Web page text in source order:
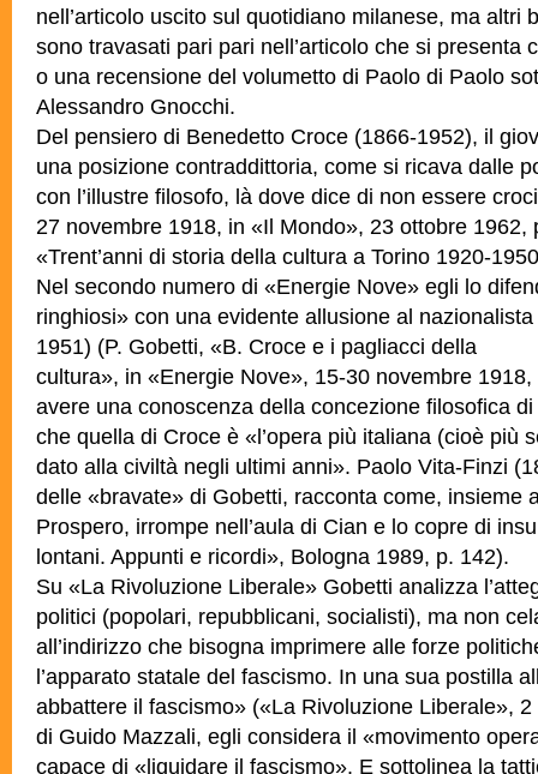
nell’articolo uscito sul quotidiano milanese, ma altri
sono travasati pari pari nell’articolo che si presenta
o una recensione del volumetto di Paolo di Paolo
Alessandro Gnocchi.
Del pensiero di Benedetto Croce (1866-1952), il
una posizione contraddittoria, come si ricava dalle
con l’illustre filosofo, là dove dice di non essere
27 novembre 1918, in «Il Mondo», 23 ottobre 1962,
«Trent’anni di storia della cultura a Torino 1920-
Nel secondo numero di «Energie Nove» egli lo
ringhiosi» con una evidente allusione al
1951) (P. Gobetti, «B. Croce e i pagliacci della
cultura», in «Energie Nove», 15-30 novembre
avere una conoscenza della concezione filosofica
che quella di Croce è «l’opera più italiana (cioè più
dato alla civiltà negli ultimi anni». Paolo Vita-Finzi
delle «bravate» di Gobetti, racconta come, insieme
Prospero, irrompe nell’aula di Cian e lo copre di
lontani. Appunti e ricordi», Bologna 1989, p. 142).
Su «La Rivoluzione Liberale» Gobetti analizza
politici (popolari, repubblicani, socialisti), ma non
all’indirizzo che bisogna imprimere alle forze
l’apparato statale del fascismo. In una sua postilla
abbattere il fascismo» («La Rivoluzione Liberale»,
di Guido Mazzali, egli considera il «movimento
capace di «liquidare il fascismo». E sottolinea la